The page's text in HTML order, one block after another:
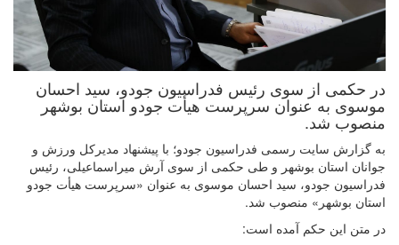
در حکمی از سوی رئیس فدراسیون جودو، سید احسان
موسوی به عنوان سرپرست هیأت جودو استان بوشهر
منصوب شد.
به گزارش سایت رسمی فدراسیون جودو؛ با پیشنهاد مدیرکل ورزش و
جوانان استان بوشهر و طی حکمی از سوی آرش میراسماعیلی، رئیس
فدراسیون جودو، سید احسان موسوی به عنوان «سرپرست هیأت جودو
استان بوشهر» منصوب شد.
در متن این حکم آمده است: